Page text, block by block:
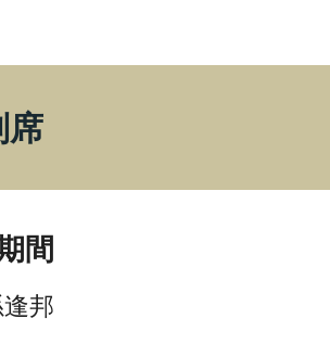
席
間
邦